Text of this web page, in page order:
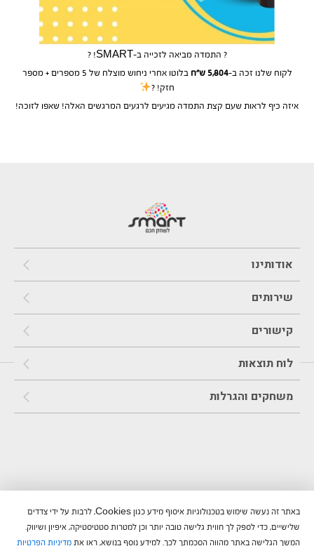
? התמדה מביאה לזכייה ב-SMART! ?
לקוח שלנו זכה ב-5,804 ש”ח
בלוטו אחרי ניחוש מוצלח של 5 מספרים + מספר
חזק! ?
איזה כיף לראות שעם קצת התמדה מגיעים לרגעים המרגשים האלה! שאפו לזוכה!
אודותינו
שירותים
קישורים
לוח תוצאות
משחקים והגרלות
באתר זה נעשה שימוש בטכנולוגיות איסוף מידע כגון Cookies, לרבות על ידי צדדים
שלישיים, כדי לספק לך חווית גלישה טובה יותר וכן למטרות סטטיסטיקה, איפיון ושיווק.
המשך הגלישה באתר מהווה הסכמתך לכך. למידע נוסף בנושא, ראו את מדיניות הפרטיות